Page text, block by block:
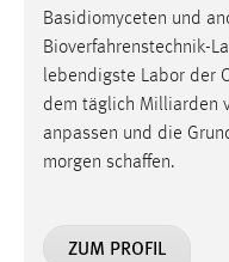
Basidiomyceten und
Bioverfahrenstechnik-
lebendigste Labor der
dem täglich Milliarden
anpassen und die
morgen schaffen.
ZUM PROFIL